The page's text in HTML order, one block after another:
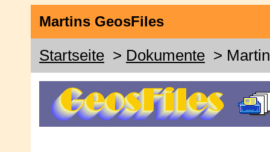
Martins GeosFiles
Startseite > Dokumente >